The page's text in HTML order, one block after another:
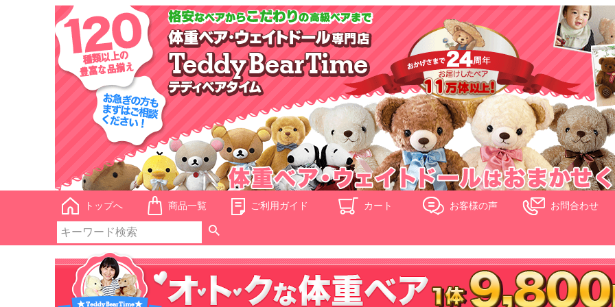
トップへ 商品一覧 ご利用ガイド カート お客様の声 お問合わせ